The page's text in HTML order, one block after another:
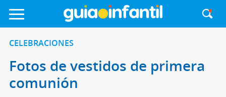
CELEBRACIONES
Fotos de vestidos de primera
comunión